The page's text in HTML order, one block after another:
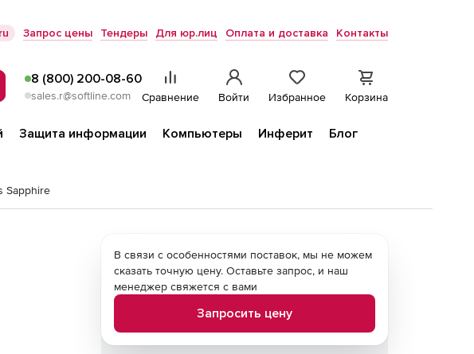
Запрос цены Тендеры Для юр.лиц Оплата и доставка Контакты
8 (800) 200-08-60
sales.r@softline.com Сравнение Войти Избранное Корзина
Защита информации Компьютеры Инферит
Блог
Sapphire
В связи с особенностями поставок, мы не можем
сказать точную цену. Оставьте запрос, и наш
менеджер свяжется с вами
Запросить цену